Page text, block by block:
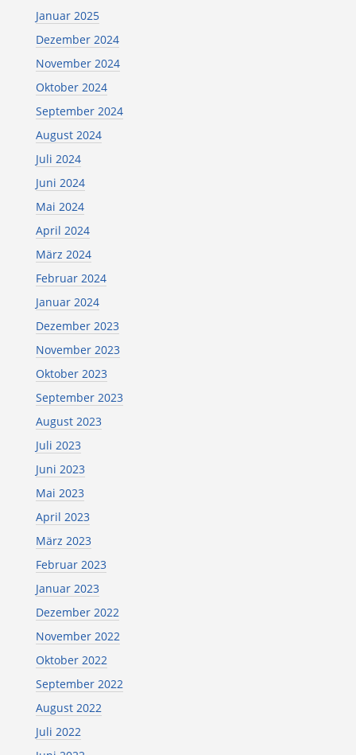
Januar 2025
Dezember 2024
November 2024
Oktober 2024
September 2024
August 2024
Juli 2024
Juni 2024
Mai 2024
April 2024
März 2024
Februar 2024
Januar 2024
Dezember 2023
November 2023
Oktober 2023
September 2023
August 2023
Juli 2023
Juni 2023
Mai 2023
April 2023
März 2023
Februar 2023
Januar 2023
Dezember 2022
November 2022
Oktober 2022
September 2022
August 2022
Juli 2022